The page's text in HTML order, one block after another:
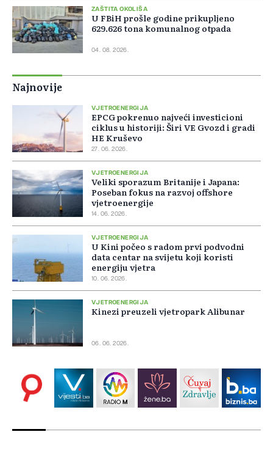
ZAŠTITA OKOLIŠA
U FBiH prošle godine prikupljeno
629.626 tona komunalnog otpada
04. 08. 2026.
Najnovije
VJETROENERGIJA
EPCG pokrenuo najveći investicioni
ciklus u historiji: Širi VE Gvozd i gradi
HE Kruševo
27. 06. 2026.
VJETROENERGIJA
Veliki sporazum Britanije i Japana:
Poseban fokus na razvoj offshore
vjetroenergije
14. 06. 2026.
VJETROENERGIJA
U Kini počeo s radom prvi podvodni
data centar na svijetu koji koristi
energiju vjetra
10. 06. 2026.
VJETROENERGIJA
Kinezi preuzeli vjetropark Alibunar
06. 06. 2026.